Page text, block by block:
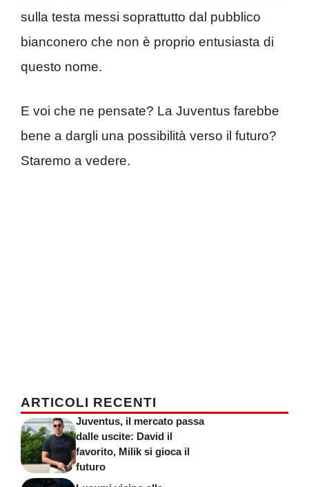
sulla testa messi soprattutto dal pubblico
bianconero che non è proprio entusiasta di
questo nome.
E voi che ne pensate? La Juventus farebbe
bene a dargli una possibilità verso il futuro?
Staremo a vedere.
ARTICOLI RECENTI
Juventus, il mercato passa
dalle uscite: David il
favorito, Milik si gioca il
futuro